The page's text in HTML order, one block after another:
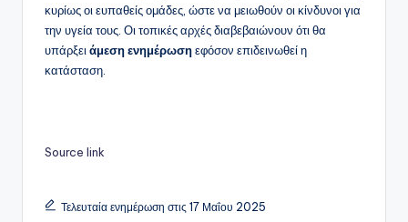
κυρίως οι ευπαθείς ομάδες, ώστε να μειωθούν οι κίνδυνοι για
την υγεία τους. Οι τοπικές αρχές διαβεβαιώνουν ότι θα
υπάρξει άμεση ενημέρωσηεφόσον επιδεινωθεί η
κατάσταση.
Source link
Τελευταία ενημέρωση στις 17 Μαΐου 2025